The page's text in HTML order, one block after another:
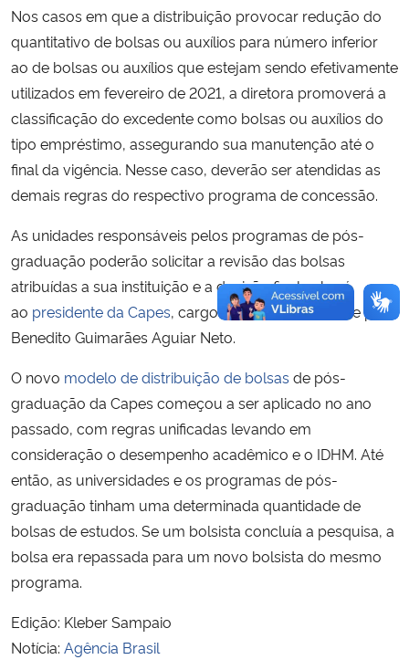
Nos casos em que a distribuição provocar redução do
quantitativo de bolsas ou auxílios para número inferior
ao de bolsas ou auxílios que estejam sendo efetivamente
utilizados em fevereiro de 2021, a diretora promoverá a
classificação do excedente como bolsas ou auxílios do
tipo empréstimo, assegurando sua manutenção até o
final da vigência. Nesse caso, deverão ser atendidas as
demais regras do respectivo programa de concessão.
As unidades responsáveis pelos programas de pós-
graduação poderão solicitar a revisão das bolsas
atribuídas a sua instituição e a decisão final caberá
ao presidente da Capes, cargo exercido atualmente por
Benedito Guimarães Aguiar Neto.
O novo modelo de distribuição de bolsas de pós-
graduação da Capes começou a ser aplicado no ano
passado, com regras unificadas levando em
consideração o desempenho acadêmico e o IDHM. Até
então, as universidades e os programas de pós-
graduação tinham uma determinada quantidade de
bolsas de estudos. Se um bolsista concluía a pesquisa, a
bolsa era repassada para um novo bolsista do mesmo
programa.
Edição: Kleber Sampaio
Notícia: Agência Brasil